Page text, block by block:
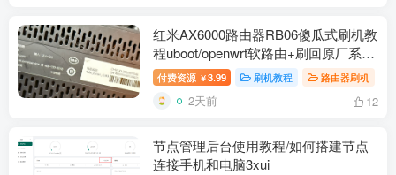
红米AX6000路由器RB06傻瓜式刷机教
程uboot/openwrt软路由+刷回原厂系统
教程
付费资源 ￥3.99 刷机教程 路由器刷机
2天前 12
节点管理后台使用教程/如何搭建节点
连接手机和电脑3xui